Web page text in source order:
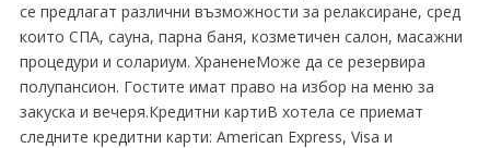
се предлагат различни възможности за релаксиране, сред
които СПА, сауна, парна баня, козметичен салон, масажни
процедури и солариум. ХраненеМоже да се резервира
полупансион. Гостите имат право на избор на меню за
закуска и вечеря.Кредитни картиВ хотела се приемат
следните кредитни карти: American Express, Visa и